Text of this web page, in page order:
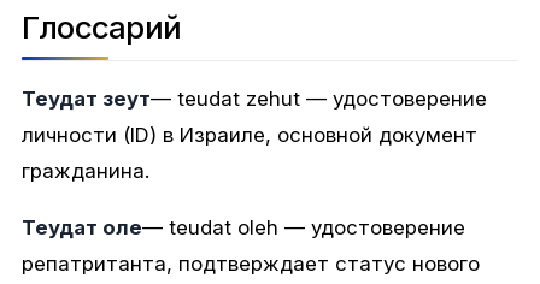
Глоссарий
Теудат зеут— teudat zehut — удостоверение
личности (ID) в Израиле, основной документ
гражданина.
Теудат оле— teudat oleh — удостоверение
репатританта, подтверждает статус нового